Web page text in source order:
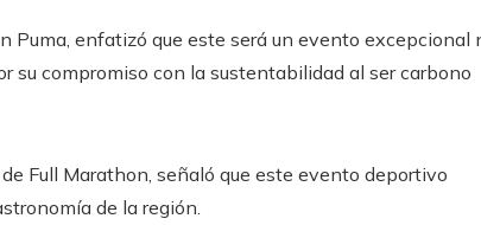
Puma, enfatizó que este será un evento excepcional
su compromiso con la sustentabilidad al ser carbono
Full Marathon, señaló que este evento deportivo
de la región.